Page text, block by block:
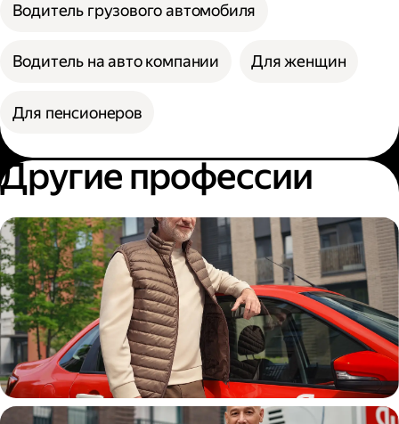
Водитель грузового автомобиля
Водитель на авто компании Для женщин
Для пенсионеров
Другие профессии